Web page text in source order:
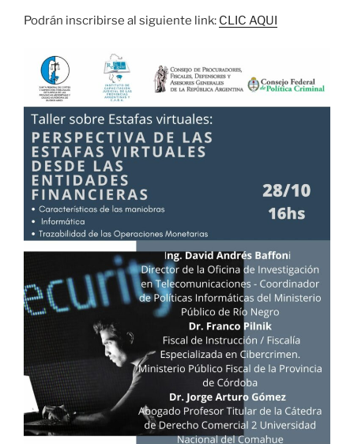
Podrán inscribirse al siguiente link: CLIC AQUI